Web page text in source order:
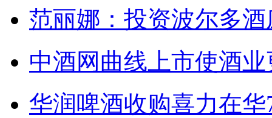
范丽娜：投资波尔多
中酒网曲线上市使酒
华润啤酒收购喜力在